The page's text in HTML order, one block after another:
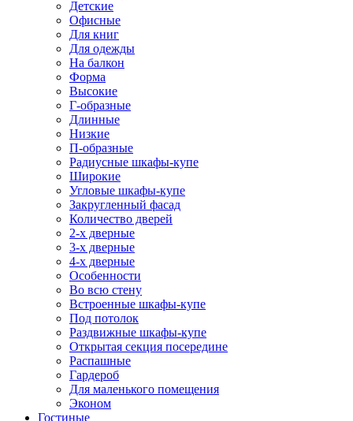
Детские
Офисные
Для книг
Для одежды
На балкон
Форма
Высокие
Г-образные
Длинные
Низкие
П-образные
Радиусные шкафы-купе
Широкие
Угловые шкафы-купе
Закругленный фасад
Количество дверей
2-х дверные
3-х дверные
4-х дверные
Особенности
Во всю стену
Встроенные шкафы-купе
Под потолок
Раздвижные шкафы-купе
Открытая секция посередине
Распашные
Гардероб
Для маленького помещения
Эконом
Гостиные